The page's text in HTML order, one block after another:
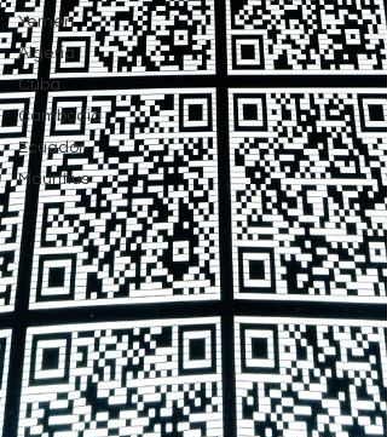
Yemen
Algeria
Cuba
Cambodia
Ecuador
Mauritius